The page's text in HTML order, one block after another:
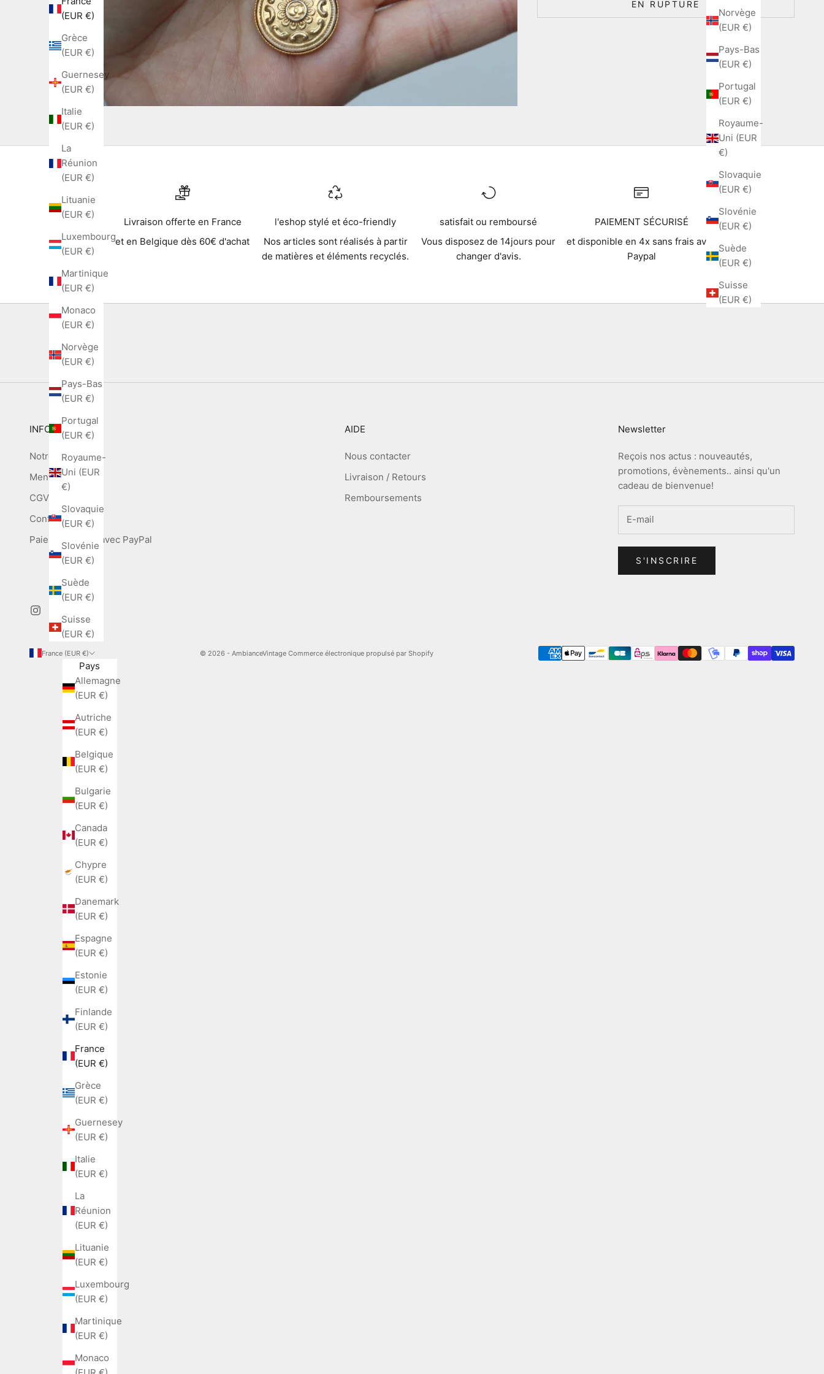
Norvège
(EUR €)
Pays-Bas
(EUR €)
Portugal
(EUR €)
Royaume-
Uni (EUR
€)
Slovaquie
(EUR €)
Slovénie
(EUR €)
Suède
(EUR €)
Suisse
(EUR €)
(EUR €)
Grèce
(EUR €)
Guernesey
(EUR €)
Italie
(EUR €)
La
Réunion
(EUR €)
Lituanie
(EUR €)
Luxembourg
(EUR €)
Martinique
(EUR €)
Monaco
(EUR €)
Norvège
(EUR €)
Pays-Bas
(EUR €)
Portugal
(EUR €)
Royaume-
Uni (EUR
€)
Slovaquie
(EUR €)
Slovénie
(EUR €)
Suède
(EUR €)
Suisse
(EUR €)
EN RUPTURE
Livraison offerte en France
et en Belgique dès 60€ d'achat
l'eshop stylé et éco-friendly
Nos articles sont réalisés à partir
de matières et éléments recyclés.
satisfait ou remboursé
Vous disposez de 14jours pour
changer d'avis.
PAIEMENT SÉCURISÉ
et disponible en 4x sans frais avec
Paypal
INFOS
Notre histoire
Mentions légales
CGV
Confidentialité
Paiement en 4x avec PayPal
AIDE
Nous contacter
Livraison / Retours
Remboursements
Newsletter
Reçois nos actus : nouveautés,
promotions, évènements.. ainsi qu'un
cadeau de bienvenue!
S'INSCRIRE
France (EUR €)
Pays
Allemagne
(EUR €)
Autriche
(EUR €)
Belgique
(EUR €)
Bulgarie
(EUR €)
Canada
(EUR €)
Chypre
(EUR €)
Danemark
(EUR €)
Espagne
(EUR €)
Estonie
(EUR €)
Finlande
(EUR €)
France
(EUR €)
Grèce
(EUR €)
Guernesey
(EUR €)
Italie
(EUR €)
La
Réunion
(EUR €)
Lituanie
(EUR €)
Luxembourg
(EUR €)
Martinique
(EUR €)
Monaco
© 2026 - AmbianceVintage Commerce électronique propulsé par Shopify